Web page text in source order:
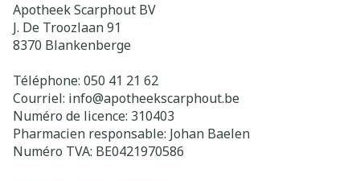
Apotheek Scarphout BV
J. De Troozlaan 91
8370 Blankenberge
Téléphone: 050 41 21 62
Courriel: info@apotheekscarphout.be
Numéro de licence: 310403
Pharmacien responsable: Johan Baelen
Numéro TVA: BE0421970586